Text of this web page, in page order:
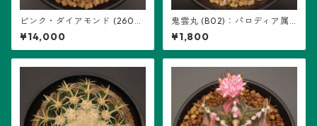
ピンク・ダイアモンド (2602-
PDM06)：ギムノカリキウム
属
¥14,000
鬼雲丸 (B02)：パロディア属
※実生
¥1,800